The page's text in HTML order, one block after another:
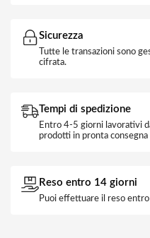
Sicurezza
Tutte le transazioni sono
cifrata.
Tempi di spedizione
Entro 4-5 giorni lavorativi
prodotti in pronta
Reso entro 14 giorni
Puoi effettuare il reso